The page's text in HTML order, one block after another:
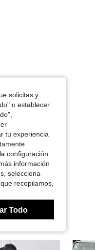
solicitas y
o establecer
tu experiencia
configuración
información
selecciona
recopilamos,
Todo